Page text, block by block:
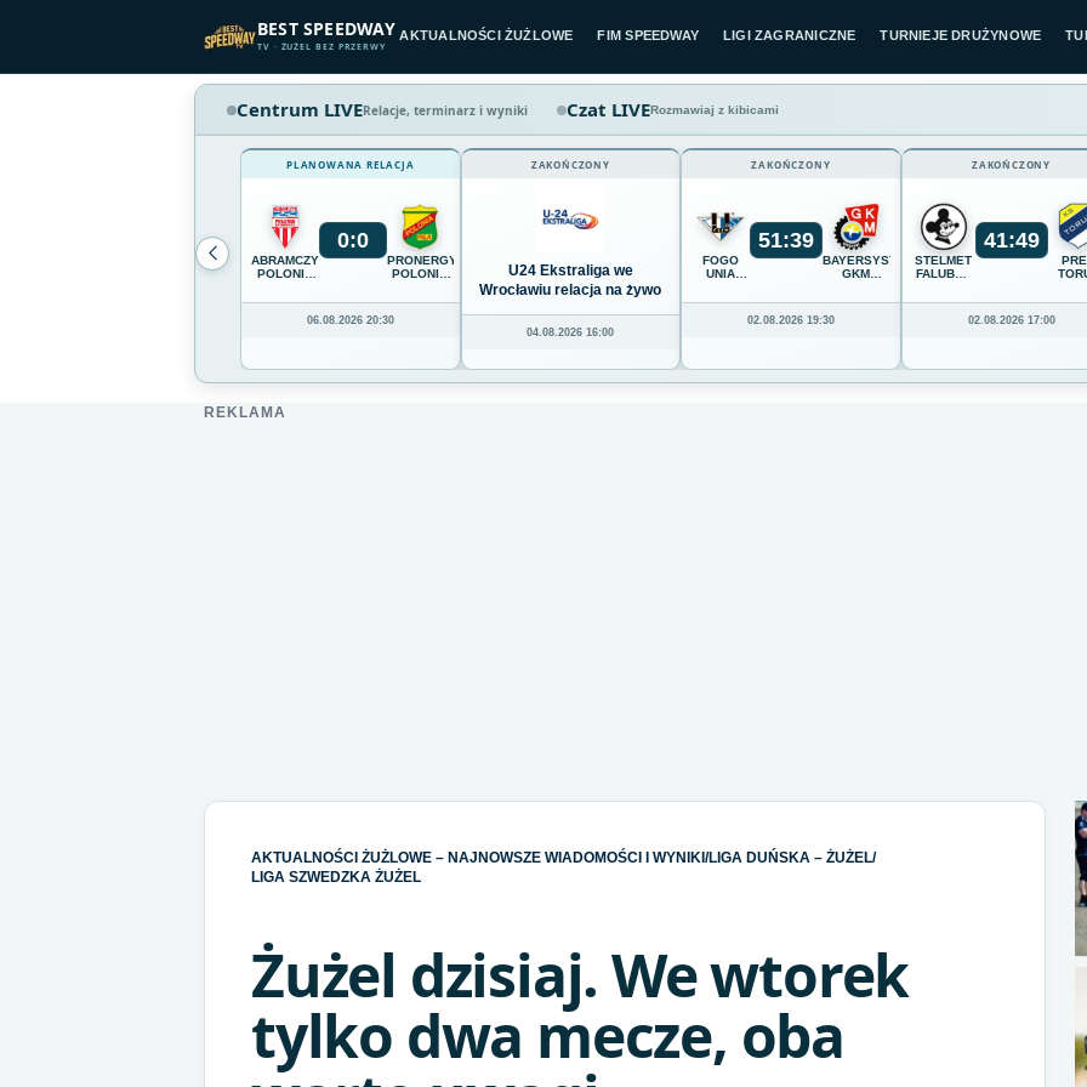
BEST SPEEDWAY
TV · ŻUŻEL BEZ PRZERWY
AKTUALNOŚCI ŻUŻLOWE FIM SPEEDWAY LIGI ZAGRANICZNE TURNIEJE DRUŻYNOWE
Centrum LIVERelacje, terminarz i wyniki Czat LIVERozmawiaj z kibicami
PLANOWANA RELACJA
ABRAMCZYK
POLONIA
0:0
PRONERGY
POLONIA
06.08.2026 20:30
ZAKOŃCZONY
U24 Ekstraliga we
Wrocławiu relacja na żywo
04.08.2026 16:00
ZAKOŃCZONY
FOGO
UNIA
51:39
BAYERSYSTEM
GKM
02.08.2026 19:30
ZAKOŃCZONY
STELMET
FALUBAZ
GÓRA
41:49
02.08.2026 17:00
REKLAMA
AKTUALNOŚCI ŻUŻLOWE – NAJNOWSZE WIADOMOŚCI I WYNIKI /LIGA DUŃSKA – ŻUŻEL/
LIGA SZWEDZKA ŻUŻEL
Żużel dzisiaj. We wtorek
tylko dwa mecze, oba